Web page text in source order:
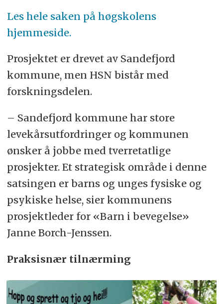
Les hele saken på høgskolens
hjemmeside.
Prosjektet er drevet av Sandefjord
kommune, men HSN bistår med
forskningsdelen.
– Sandefjord kommune har store
levekårsutfordringer og kommunen
ønsker å jobbe med tverretatlige
prosjekter. Et strategisk område i denne
satsingen er barns og unges fysiske og
psykiske helse, sier kommunens
prosjektleder for «Barn i bevegelse»
Janne Borch-Jenssen.
Praksisnær tilnærming